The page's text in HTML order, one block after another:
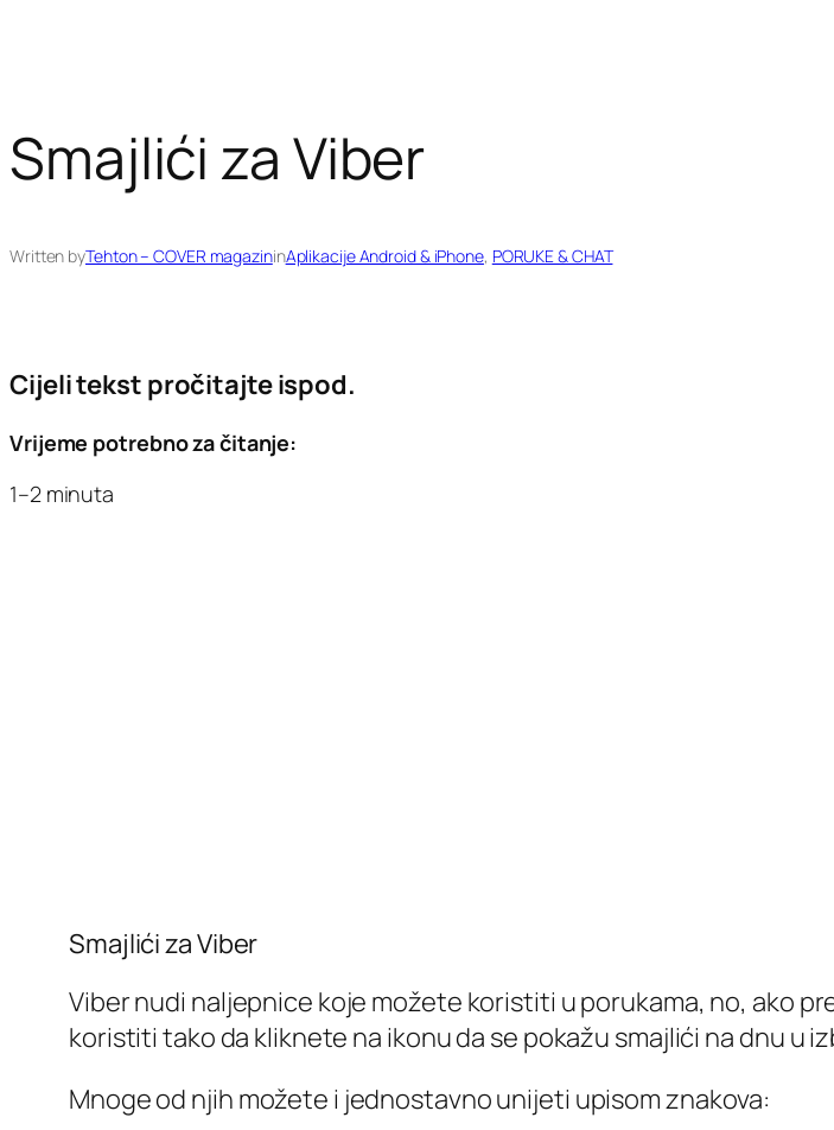
Smajlići za Viber
Written byTehton – COVER magazininAplikacije Android & iPhone, PORUKE & CHAT
Cijeli tekst pročitajte ispod.
Vrijeme potrebno za čitanje:
1–2 minuta
Smajlići za Viber
Viber nudi naljepnice koje možete koristiti u porukama, no, ako
koristiti tako da kliknete na ikonu da se pokažu smajlići na dnu u
Mnoge od njih možete i jednostavno unijeti upisom znakova: